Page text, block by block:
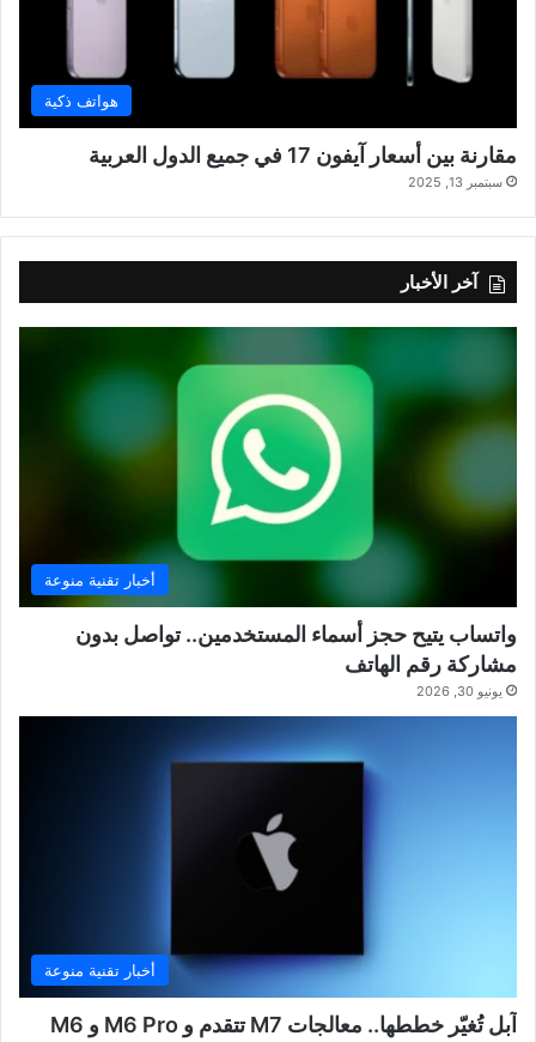
هواتف ذكية
مقارنة بين أسعار آيفون 17 في جميع الدول العربية
سبتمبر 13, 2025
آخر الأخبار
أخبار تقنية منوعة
واتساب يتيح حجز أسماء المستخدمين.. تواصل بدون
مشاركة رقم الهاتف
يونيو 30, 2026
أخبار تقنية منوعة
آبل تُغيّر خططها.. معالجات M7 تتقدم و M6 Pro و M6